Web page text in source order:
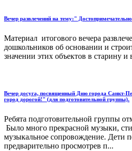
Вечер развлечений на тему:"
Материал итогового вечера
дошкольников об основании и
значении этих объектов в старину
Вечер досуга, посвященный Дню города Санкт-
город дорогой!" (для подготовительной группы).
Ребята подготовительной группы
Было много прекрасной музыки,
музыкальное сопровождение. Дети
предварительно просмотрев п...